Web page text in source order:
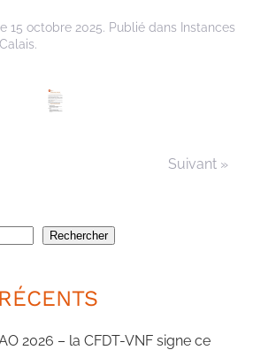
le 15 octobre 2025. Publié dans Instances
.
Suivant »
Rechercher
2026 – la CFDT-VNF signe ce